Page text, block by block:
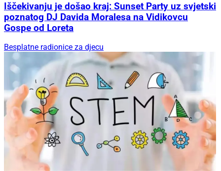
Iščekivanju je došao kraj: Sunset Party uz svjetski
poznatog DJ Davida Moralesa na Vidikovcu
Gospe od Loreta
Besplatne radionice za djecu